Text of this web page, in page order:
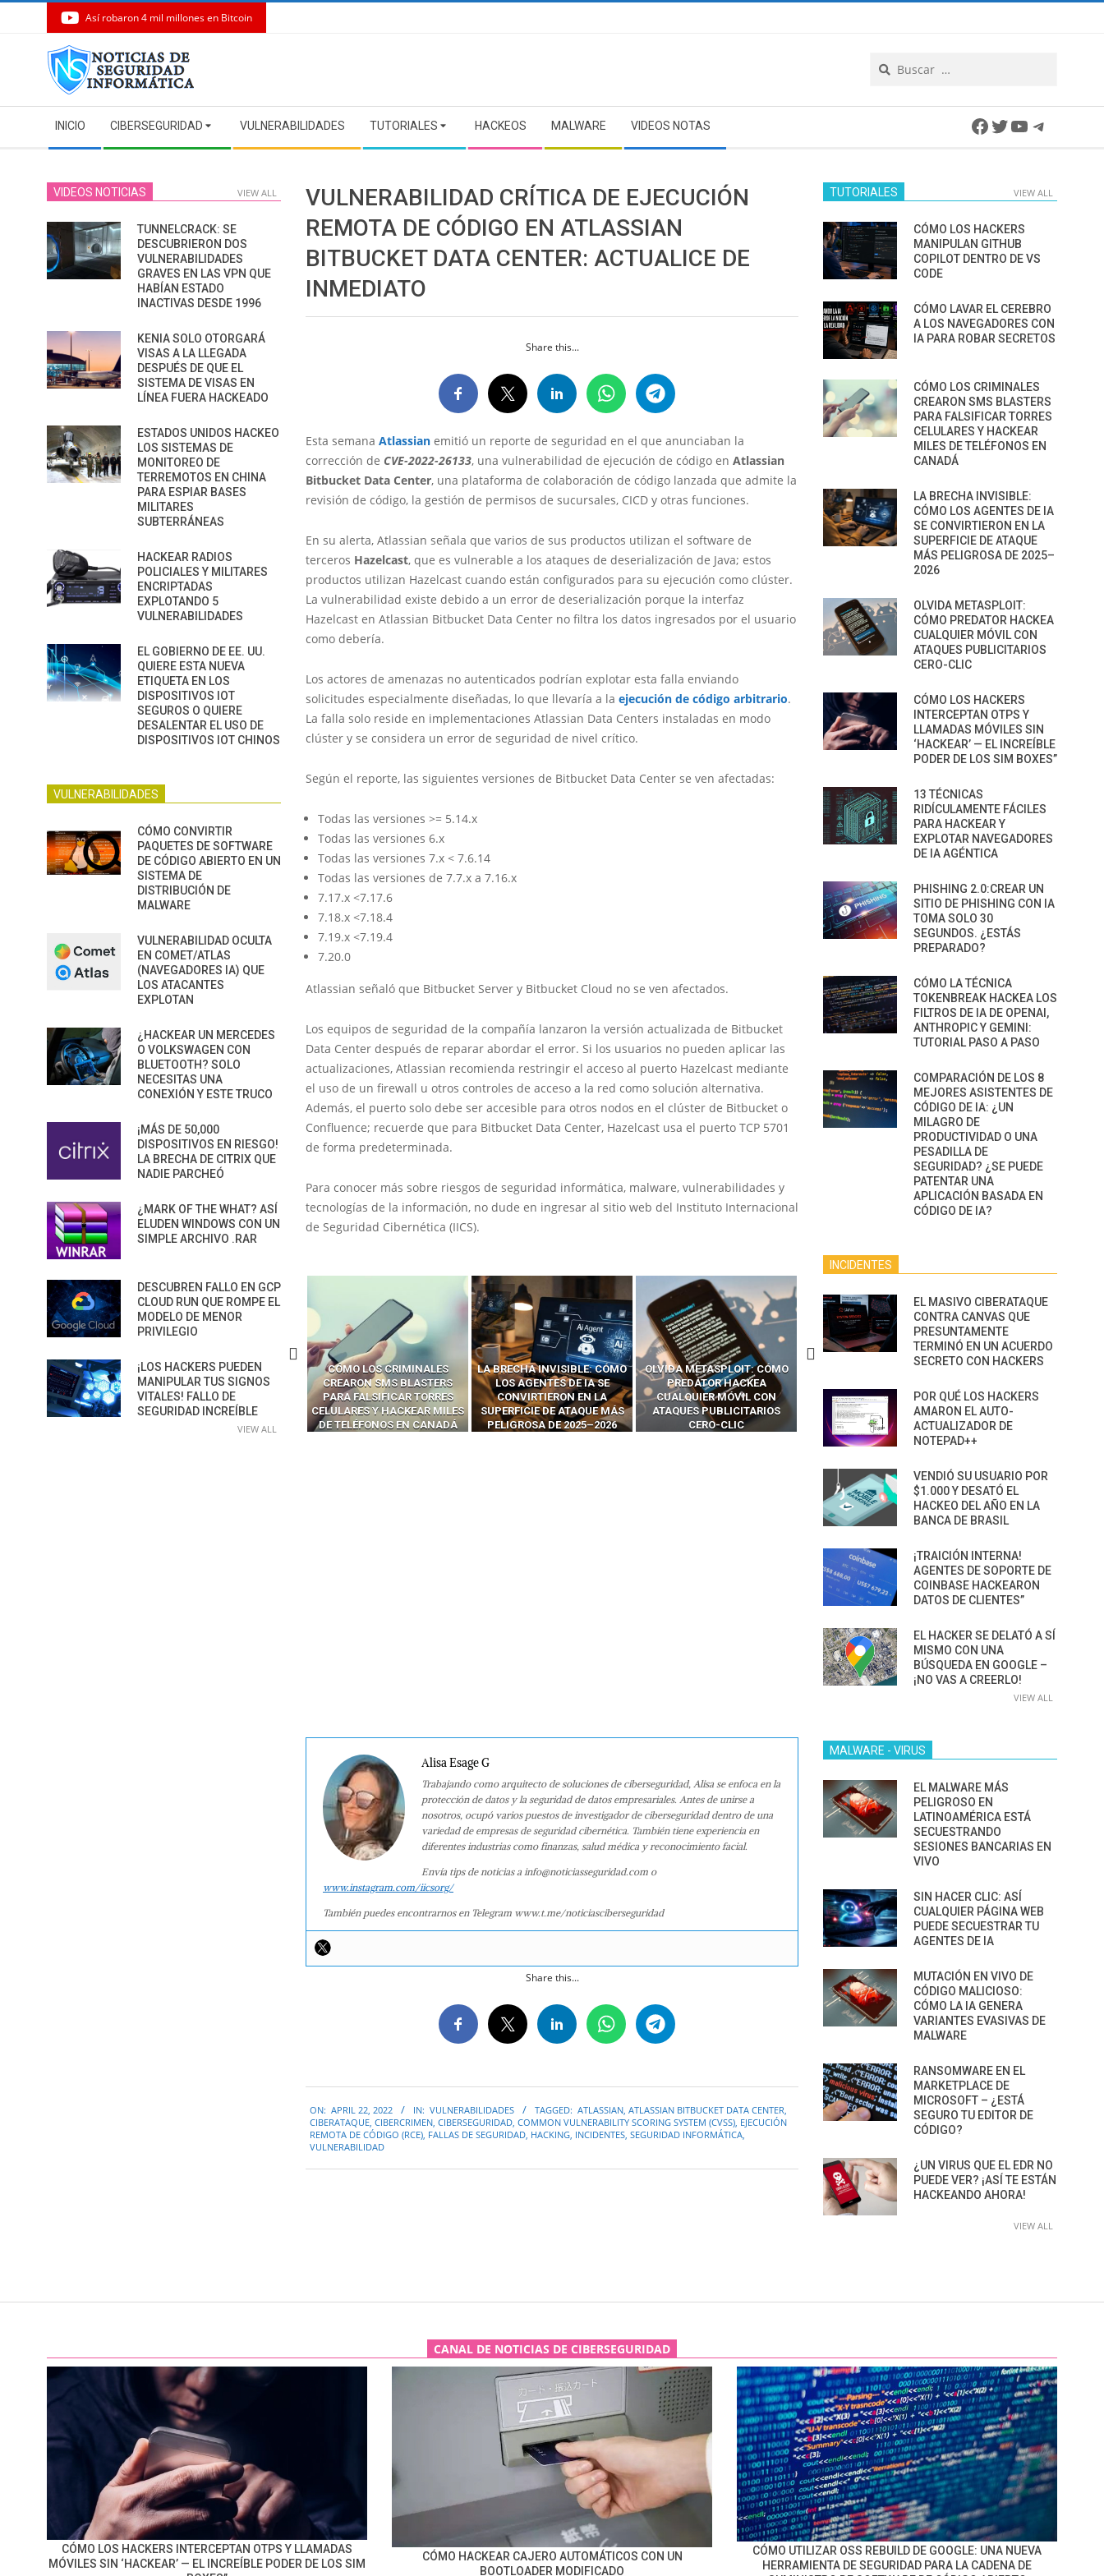
Así robaron 4 mil millones en Bitcoin
Navigation
Menu
INICIO CIBERSEGURIDAD VULNERABILIDADES TUTORIALES HACKEOS MALWARE VIDEOS NOTAS Facebook
Twitter
YouTube
VULNERABILIDAD CRÍTICA DE EJECUCIÓN
REMOTA DE CÓDIGO EN ATLASSIAN
BITBUCKET DATA CENTER: ACTUALICE DE
INMEDIATO
Share this...
Esta semana Atlassian emitió un reporte de seguridad en el que anunciaban la
corrección de CVE-2022-26133, una vulnerabilidad de ejecución de código en Atlassian
Bitbucket Data Center, una plataforma de colaboración de código lanzada que admite la
revisión de código, la gestión de permisos de sucursales, CICD y otras funciones.
En su alerta, Atlassian señala que varios de sus productos utilizan el software de
terceros Hazelcast, que es vulnerable a los ataques de deserialización de Java; estos
productos utilizan Hazelcast cuando están configurados para su ejecución como clúster.
La vulnerabilidad existe debido a un error de deserialización porque la interfaz
Hazelcast en Atlassian Bitbucket Data Center no filtra los datos ingresados por el usuario
como debería.
Los actores de amenazas no autenticados podrían explotar esta falla enviando
solicitudes especialmente diseñadas, lo que llevaría a la ejecución de código arbitrario.
La falla solo reside en implementaciones Atlassian Data Centers instaladas en modo
clúster y se considera un error de seguridad de nivel crítico.
Según el reporte, las siguientes versiones de Bitbucket Data Center se ven afectadas:
Todas las versiones >= 5.14.x
Todas las versiones 6.x
Todas las versiones 7.x < 7.6.14
Todas las versiones de 7.7.x a 7.16.x
7.17.x <7.17.6
7.18.x <7.18.4
7.19.x <7.19.4
7.20.0
Atlassian señaló que Bitbucket Server y Bitbucket Cloud no se ven afectados.
Los equipos de seguridad de la compañía lanzaron la versión actualizada de Bitbucket
Data Center después de reparar abordar el error. Si los usuarios no pueden aplicar las
actualizaciones, Atlassian recomienda restringir el acceso al puerto Hazelcast mediante
el uso de un firewall u otros controles de acceso a la red como solución alternativa.
Además, el puerto solo debe ser accesible para otros nodos en el clúster de Bitbucket o
Confluence; recuerde que para Bitbucket Data Center, Hazelcast usa el puerto TCP 5701
de forma predeterminada.
Para conocer más sobre riesgos de seguridad informática, malware, vulnerabilidades y
tecnologías de la información, no dude en ingresar al sitio web del Instituto Internacional
de Seguridad Cibernética (IICS).
CÓMO LOS HACKERS
MANIPULAN GITHUB
DENTRO DE VS CODE
CÓMO LAVAR EL CEREBRO A
LOS NAVEGADORES CON IA
PARA ROBAR SECRETOS
CÓMO LOS CRIMINALES
CREARON SMS BLASTERS
PARA FALSIFICAR TORRES
CELULARES Y HACKEAR MILES
DE TELÉFONOS EN CANADÁ
LA BRECHA INVISIBLE: CÓMO
LOS AGENTES DE IA SE
CONVIRTIERON EN LA
SUPERFICIE DE ATAQUE MÁS
PELIGROSA DE 2025–2026
OLVIDA METASPLOIT: CÓMO
PREDATOR HACKEA
CUALQUIER MÓVIL CON
ATAQUES PUBLICITARIOS
CERO-CLIC
CÓMO LOS HACKERS
LLAMADAS MÓVILES SIN
‘HACKEAR’ — EL INCREÍBLE
PODER DE LOS SIM BOXES”
13 TÉCNICAS
PARA HACKEAR Y
NAVEGADORES DE IA
Alisa Esage G
Trabajando como arquitecto de soluciones de ciberseguridad, Alisa se enfoca en la
protección de datos y la seguridad de datos empresariales. Antes de unirse a
nosotros, ocupó varios puestos de investigador de ciberseguridad dentro de una
variedad de empresas de seguridad cibernética. También tiene experiencia en
diferentes industrias como finanzas, salud médica y reconocimiento facial.
Envía tips de noticias a info@noticiasseguridad.com o
www.instagram.com/iicsorg/
También puedes encontrarnos en Telegram www.t.me/noticiasciberseguridad
Share this...
04-
22
ON: APRIL 22, 2022 IN: VULNERABILIDADES TAGGED: ATLASSIAN ATLASSIAN BITBUCKET DATA CENTER
CIBERATAQUE CIBERCRIMEN CIBERSEGURIDAD COMMON VULNERABILITY SCORING SYSTEM (CVSS) EJECUCIÓN
REMOTA DE CÓDIGO (RCE) FALLAS DE SEGURIDAD HACKING INCIDENTES SEGURIDAD INFORMÁTICA
VULNERABILIDAD
VIDEOS NOTICIAS VIEW ALL
TUNNELCRACK: SE
DESCUBRIERON DOS
VULNERABILIDADES
GRAVES EN LAS VPN QUE
HABÍAN ESTADO
INACTIVAS DESDE 1996
KENIA SOLO OTORGARÁ
VISAS A LA LLEGADA
DESPUÉS DE QUE EL
SISTEMA DE VISAS EN
LÍNEA FUERA HACKEADO
ESTADOS UNIDOS HACKEO
LOS SISTEMAS DE
MONITOREO DE
TERREMOTOS EN CHINA
PARA ESPIAR BASES
MILITARES
SUBTERRÁNEAS
HACKEAR RADIOS
POLICIALES Y MILITARES
ENCRIPTADAS
EXPLOTANDO 5
VULNERABILIDADES
EL GOBIERNO DE EE. UU.
QUIERE ESTA NUEVA
ETIQUETA EN LOS
DISPOSITIVOS IOT
SEGUROS O QUIERE
DESALENTAR EL USO DE
DISPOSITIVOS IOT CHINOS
VULNERABILIDADES
CÓMO CONVIRTIR
PAQUETES DE SOFTWARE
DE CÓDIGO ABIERTO EN UN
SISTEMA DE
DISTRIBUCIÓN DE
MALWARE
VULNERABILIDAD OCULTA
EN COMET/ATLAS
(NAVEGADORES IA) QUE
LOS ATACANTES
EXPLOTAN
¿HACKEAR UN MERCEDES
O VOLKSWAGEN CON
BLUETOOTH? SOLO
NECESITAS UNA
CONEXIÓN Y ESTE TRUCO
¡MÁS DE 50,000
DISPOSITIVOS EN RIESGO!
LA BRECHA DE CITRIX QUE
NADIE PARCHEÓ
¿MARK OF THE WHAT? ASÍ
ELUDEN WINDOWS CON UN
SIMPLE ARCHIVO .RAR
DESCUBREN FALLO EN GCP
CLOUD RUN QUE ROMPE EL
MODELO DE MENOR
PRIVILEGIO
¡LOS HACKERS PUEDEN
MANIPULAR TUS SIGNOS
VITALES! FALLO DE
SEGURIDAD INCREÍBLE
VIEW ALL
TUTORIALES VIEW ALL
CÓMO LOS HACKERS
MANIPULAN GITHUB
COPILOT DENTRO DE VS
CODE
CÓMO LAVAR EL CEREBRO
A LOS NAVEGADORES CON
IA PARA ROBAR SECRETOS
CÓMO LOS CRIMINALES
CREARON SMS BLASTERS
PARA FALSIFICAR TORRES
CELULARES Y HACKEAR
MILES DE TELÉFONOS EN
CANADÁ
LA BRECHA INVISIBLE:
CÓMO LOS AGENTES DE IA
SE CONVIRTIERON EN LA
SUPERFICIE DE ATAQUE
MÁS PELIGROSA DE 2025–
2026
OLVIDA METASPLOIT:
CÓMO PREDATOR HACKEA
CUALQUIER MÓVIL CON
ATAQUES PUBLICITARIOS
CERO-CLIC
CÓMO LOS HACKERS
INTERCEPTAN OTPS Y
LLAMADAS MÓVILES SIN
‘HACKEAR’ — EL INCREÍBLE
PODER DE LOS SIM BOXES”
13 TÉCNICAS
RIDÍCULAMENTE FÁCILES
PARA HACKEAR Y
EXPLOTAR NAVEGADORES
DE IA AGÉNTICA
PHISHING 2.0:CREAR UN
SITIO DE PHISHING CON IA
TOMA SOLO 30
SEGUNDOS. ¿ESTÁS
PREPARADO?
CÓMO LA TÉCNICA
TOKENBREAK HACKEA LOS
FILTROS DE IA DE OPENAI,
ANTHROPIC Y GEMINI:
TUTORIAL PASO A PASO
COMPARACIÓN DE LOS 8
MEJORES ASISTENTES DE
CÓDIGO DE IA: ¿UN
MILAGRO DE
PRODUCTIVIDAD O UNA
PESADILLA DE
SEGURIDAD? ¿SE PUEDE
PATENTAR UNA
APLICACIÓN BASADA EN
CÓDIGO DE IA?
INCIDENTES
EL MASIVO CIBERATAQUE
CONTRA CANVAS QUE
PRESUNTAMENTE
TERMINÓ EN UN ACUERDO
SECRETO CON HACKERS
POR QUÉ LOS HACKERS
AMARON EL AUTO-
ACTUALIZADOR DE
NOTEPAD++
VENDIÓ SU USUARIO POR
$1.000 Y DESATÓ EL
HACKEO DEL AÑO EN LA
BANCA DE BRASIL
¡TRAICIÓN INTERNA!
AGENTES DE SOPORTE DE
COINBASE HACKEARON
DATOS DE CLIENTES”
EL HACKER SE DELATÓ A SÍ
MISMO CON UNA
BÚSQUEDA EN GOOGLE –
¡NO VAS A CREERLO!
VIEW ALL
MALWARE - VIRUS
EL MALWARE MÁS
PELIGROSO EN
LATINOAMÉRICA ESTÁ
SECUESTRANDO
SESIONES BANCARIAS EN
VIVO
SIN HACER CLIC: ASÍ
CUALQUIER PÁGINA WEB
PUEDE SECUESTRAR TU
AGENTES DE IA
MUTACIÓN EN VIVO DE
CÓDIGO MALICIOSO:
CÓMO LA IA GENERA
VARIANTES EVASIVAS DE
MALWARE
RANSOMWARE EN EL
MARKETPLACE DE
MICROSOFT – ¿ESTÁ
SEGURO TU EDITOR DE
CÓDIGO?
¿UN VIRUS QUE EL EDR NO
PUEDE VER? ¡ASÍ TE ESTÁN
HACKEANDO AHORA!
VIEW ALL
CANAL DE NOTICIAS DE CIBERSEGURIDAD
CÓMO LOS HACKERS INTERCEPTAN OTPS Y LLAMADAS
MÓVILES SIN ‘HACKEAR’ — EL INCREÍBLE PODER DE LOS SIM
CÓMO HACKEAR CAJERO AUTOMÁTICOS CON UN
BOOTLOADER MODIFICADO
CÓMO UTILIZAR OSS REBUILD DE GOOGLE: UNA NUEVA
HERRAMIENTA DE SEGURIDAD PARA LA CADENA DE